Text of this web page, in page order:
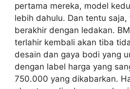
pertama mereka, model
lebih dahulu. Dan tentu saja,
berakhir dengan ledakan.
terlahir kembali akan tiba
desain dan gaya bodi yang
dengan label harga yang
750.000 yang dikabarkan.